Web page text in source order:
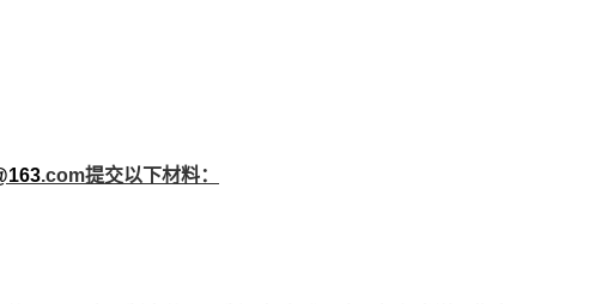
.com提交以下材料：